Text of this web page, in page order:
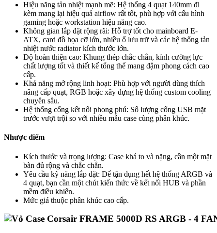
Hiệu năng tản nhiệt mạnh mẽ: Hệ thống 4 quạt 140mm đi
kèm mang lại hiệu quả airflow rất tốt, phù hợp với cấu hình
gaming hoặc workstation hiệu năng cao.
Không gian lắp đặt rộng rãi: Hỗ trợ tốt cho mainboard E-
ATX, card đồ họa cỡ lớn, nhiều ổ lưu trữ và các hệ thống tản
nhiệt nước radiator kích thước lớn.
Độ hoàn thiện cao: Khung thép chắc chắn, kính cường lực
chất lượng tốt và thiết kế tổng thể mang đậm phong cách cao
cấp.
Khả năng mở rộng linh hoạt: Phù hợp với người dùng thích
nâng cấp quạt, RGB hoặc xây dựng hệ thống custom cooling
chuyên sâu.
Hệ thống cổng kết nối phong phú: Số lượng cổng USB mặt
trước vượt trội so với nhiều mẫu case cùng phân khúc.
Nhược điểm
Kích thước và trọng lượng: Case khá to và nặng, cần một mặt
bàn đủ rộng và chắc chắn.
Yêu cầu kỹ năng lắp đặt: Để tận dụng hết hệ thống ARGB và
4 quạt, bạn cần một chút kiến thức về kết nối HUB và phần
mềm điều khiển.
Mức giá thuộc phân khúc cao cấp.